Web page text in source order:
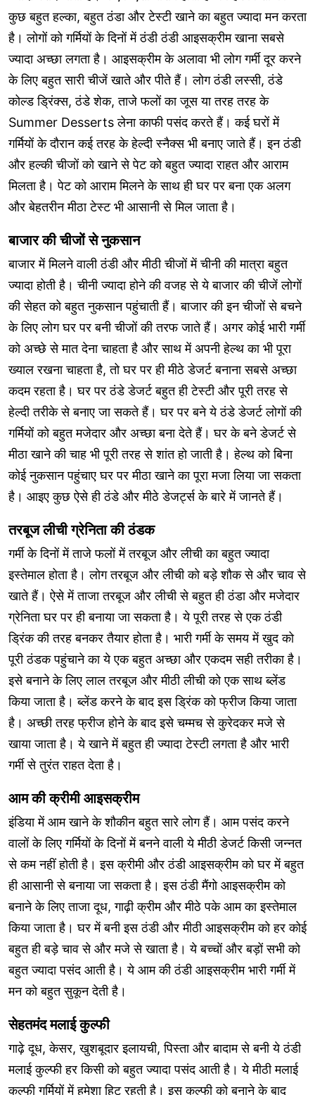
कुछ बहुत हल्का, बहुत ठंडा और टेस्टी खाने का बहुत ज्यादा मन करता
है। लोगों को गर्मियों के दिनों में ठंडी ठंडी आइसक्रीम खाना सबसे
ज्यादा अच्छा लगता है। आइसक्रीम के अलावा भी लोग गर्मी दूर करने
के लिए बहुत सारी चीजें खाते और पीते हैं। लोग ठंडी लस्सी, ठंडे
कोल्ड ड्रिंक्स, ठंडे शेक, ताजे फलों का जूस या तरह तरह के
Summer Desserts लेना काफी पसंद करते हैं। कई घरों में
गर्मियों के दौरान कई तरह के हेल्दी स्नैक्स भी बनाए जाते हैं। इन ठंडी
और हल्की चीजों को खाने से पेट को बहुत ज्यादा राहत और आराम
मिलता है। पेट को आराम मिलने के साथ ही घर पर बना एक अलग
और बेहतरीन मीठा टेस्ट भी आसानी से मिल जाता है।
बाजार की चीजों से नुकसान
बाजार में मिलने वाली ठंडी और मीठी चीजों में चीनी की मात्रा बहुत
ज्यादा होती है। चीनी ज्यादा होने की वजह से ये बाजार की चीजें लोगों
की सेहत को बहुत नुकसान पहुंचाती हैं। बाजार की इन चीजों से बचने
के लिए लोग घर पर बनी चीजों की तरफ जाते हैं। अगर कोई भारी गर्मी
को अच्छे से मात देना चाहता है और साथ में अपनी हेल्थ का भी पूरा
ख्याल रखना चाहता है, तो घर पर ही मीठे डेजर्ट बनाना सबसे अच्छा
कदम रहता है। घर पर ठंडे डेजर्ट बहुत ही टेस्टी और पूरी तरह से
हेल्दी तरीके से बनाए जा सकते हैं। घर पर बने ये ठंडे डेजर्ट लोगों की
गर्मियों को बहुत मजेदार और अच्छा बना देते हैं। घर के बने डेजर्ट से
मीठा खाने की चाह भी पूरी तरह से शांत हो जाती है। हेल्थ को बिना
कोई नुकसान पहुंचाए घर पर मीठा खाने का पूरा मजा लिया जा सकता
है। आइए कुछ ऐसे ही ठंडे और मीठे डेजर्ट्स के बारे में जानते हैं।
तरबूज लीची ग्रेनिता की ठंडक
गर्मी के दिनों में ताजे फलों में तरबूज और लीची का बहुत ज्यादा
इस्तेमाल होता है। लोग तरबूज और लीची को बड़े शौक से और चाव से
खाते हैं। ऐसे में ताजा तरबूज और लीची से बहुत ही ठंडा और मजेदार
ग्रेनिता घर पर ही बनाया जा सकता है। ये पूरी तरह से एक ठंडी
ड्रिंक की तरह बनकर तैयार होता है। भारी गर्मी के समय में खुद को
पूरी ठंडक पहुंचाने का ये एक बहुत अच्छा और एकदम सही तरीका है।
इसे बनाने के लिए लाल तरबूज और मीठी लीची को एक साथ ब्लेंड
किया जाता है। ब्लेंड करने के बाद इस ड्रिंक को फ्रीज किया जाता
है। अच्छी तरह फ्रीज होने के बाद इसे चम्मच से कुरेदकर मजे से
खाया जाता है। ये खाने में बहुत ही ज्यादा टेस्टी लगता है और भारी
गर्मी से तुरंत राहत देता है।
आम की क्रीमी आइसक्रीम
इंडिया में आम खाने के शौकीन बहुत सारे लोग हैं। आम पसंद करने
वालों के लिए गर्मियों के दिनों में बनने वाली ये मीठी डेजर्ट किसी जन्नत
से कम नहीं होती है। इस क्रीमी और ठंडी आइसक्रीम को घर में बहुत
ही आसानी से बनाया जा सकता है। इस ठंडी मैंगो आइसक्रीम को
बनाने के लिए ताजा दूध, गाढ़ी क्रीम और मीठे पके आम का इस्तेमाल
किया जाता है। घर में बनी इस ठंडी और मीठी आइसक्रीम को हर कोई
बहुत ही बड़े चाव से और मजे से खाता है। ये बच्चों और बड़ों सभी को
बहुत ज्यादा पसंद आती है। ये आम की ठंडी आइसक्रीम भारी गर्मी में
मन को बहुत सुकून देती है।
सेहतमंद मलाई कुल्फी
गाढ़े दूध, केसर, खुशबूदार इलायची, पिस्ता और बादाम से बनी ये ठंडी
मलाई कुल्फी हर किसी को बहुत ज्यादा पसंद आती है। ये मीठी मलाई
कुल्फी गर्मियों में हमेशा हिट रहती है। इस कुल्फी को बनाने के बाद